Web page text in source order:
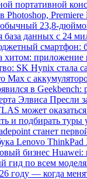
портативной
Photoshop,
23,8-
данных с 24
смартфон:
хитом: приложение
SK Hynix
Max с
в
Элвиса
может
и подбирать туры
станет
Lenovo
бизнес Huawei:
гид по всем
году — когда